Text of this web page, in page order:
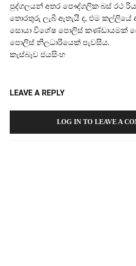
පුද්ගලයන් අතර පෞද්ගලික බස් රථ
තොරතුරු ලැබී ඇතැයි ද, එම කල්ලියේ
සොයා විශේෂ පොලිස් කණ්ඩායමක්
පොලිස් නිලධාරියෙක් පැවසීය.
කැස්බෑව ජයසිංහ
LEAVE A REPLY
LOG IN TO LEAVE A